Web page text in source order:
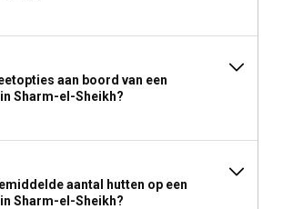
aan boord van een
Sharm-el-Sheikh?
aantal hutten op een
Sharm-el-Sheikh?